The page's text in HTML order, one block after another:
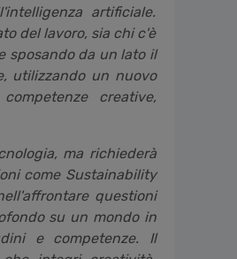
artificiale.
del lavoro, sia chi c'è
sposando da un lato il
utilizzando un nuovo
creative,
ma richiederà
come Sustainability
questioni
su un mondo in
e competenze. Il